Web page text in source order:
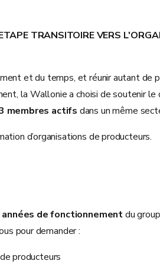
TRANSITOIRE VERS
et du temps, et réunir autant de
la Wallonie a choisi de soutenir
membres actifs dans un même
d’organisations de producteurs.
de fonctionnementdu
pour demander :
producteurs